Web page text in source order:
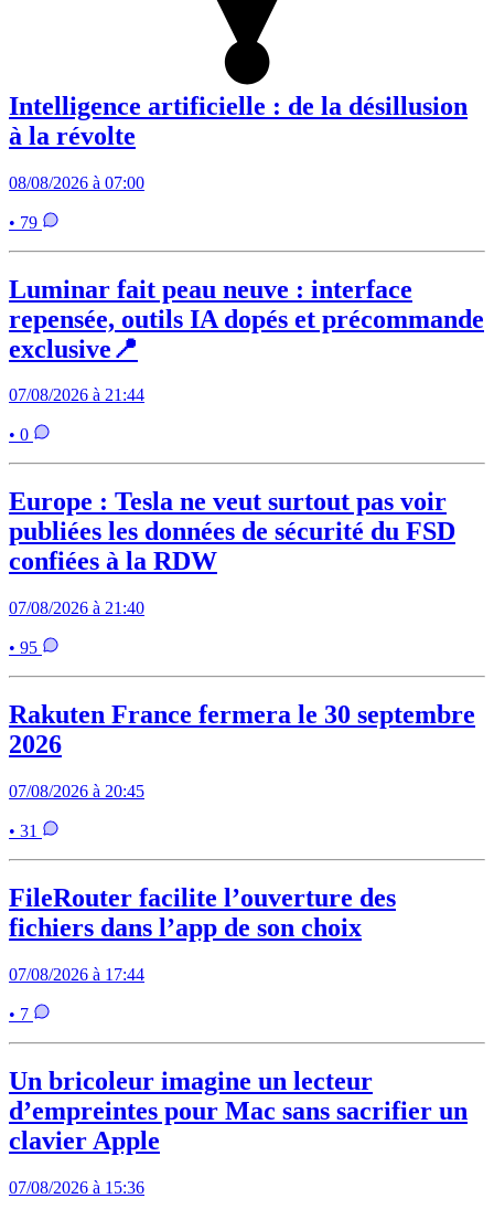
Intelligence artificielle : de la désillusion
à la révolte
08/08/2026 à 07:00
• 79
Luminar fait peau neuve : interface
repensée, outils IA dopés et précommande
exclusive📍
07/08/2026 à 21:44
• 0
Europe : Tesla ne veut surtout pas voir
publiées les données de sécurité du FSD
confiées à la RDW
07/08/2026 à 21:40
• 95
Rakuten France fermera le 30 septembre
2026
07/08/2026 à 20:45
• 31
FileRouter facilite l’ouverture des
fichiers dans l’app de son choix
07/08/2026 à 17:44
• 7
Un bricoleur imagine un lecteur
d’empreintes pour Mac sans sacrifier un
clavier Apple
07/08/2026 à 15:36